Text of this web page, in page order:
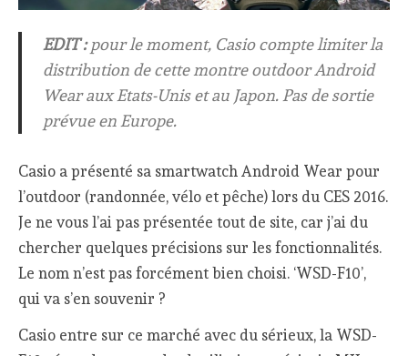
EDIT :pour le moment, Casio compte limiter la
distribution de cette montre outdoor Android
Wear aux Etats-Unis et au Japon. Pas de sortie
prévue en Europe.
Casio a présenté sa smartwatch Android Wear pour
l’outdoor (randonnée, vélo et pêche) lors du CES 2016.
Je ne vous l’ai pas présentée tout de site, car j’ai du
chercher quelques précisions sur les fonctionnalités.
Le nom n’est pas forcément bien choisi. ‘WSD-F10’,
qui va s’en souvenir ?
Casio entre sur ce marché avec du sérieux, la WSD-